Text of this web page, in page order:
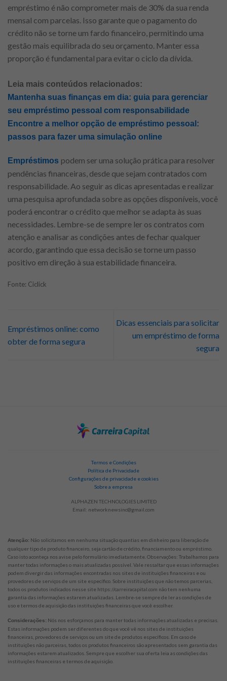
empréstimo é não comprometer mais de 30% da sua renda
mensal com parcelas. Isso garante que o pagamento do
crédito não se torne um fardo financeiro, permitindo uma
gestão mais equilibrada do seu orçamento. Manter essa
proporção é fundamental para evitar o ciclo da dívida.
Leia mais conteúdos relacionados:
Mantenha suas finanças em dia: guia para gerenciar
seu empréstimo pessoal com responsabilidade
Encontre a melhor opção de empréstimo pessoal:
passos para fazer uma simulação online
Empréstimos podem ser uma solução prática para resolver
pendências financeiras, desde que sejam contratados com
responsabilidade. Ao seguir as dicas apresentadas e realizar
uma pesquisa aprofundada sobre as opções disponíveis, você
poderá encontrar o crédito que melhor se adapta às suas
necessidades. Lembre-se de sempre ler os contratos com
atenção e analisar as condições antes de fechar qualquer
acordo, garantindo que essa decisão se torne um passo
positivo em direção à sua estabilidade financeira.
Fonte: Ciclick
Empréstimos online: como
obter de forma segura
Dicas essenciais para solicitar
um empréstimo de forma
segura
Termos e Condições
Política de Privacidade
Configurações de privacidade e cookies
Sobre a empresa
ALPHAZEN TECHNOLOGIES LIMITED
Email: networknewsinc@gmail.com
Atenção: Não solicitamos em nenhuma situação quantias em dinheiro para liberação de
qualquer tipo de produto financeiro, seja cartão de crédito, financiamento ou empréstimo.
Caso isto aconteça nos avise pelo formulário imediatamente. Observações: Trabalhamos para
manter todas informações o mais atualizadas possível. Vale ressaltar que essas informações
podem divergir das informações encontradas nos sites de instituições financeiras e ou
provedores de serviços de um site específico. Sobre instituições que não temos parcerias,
todos os produtos indicados nesse site https://carreiracapital.com não tem nenhuma
garantia das informações estarem atualizadas. Lembre-se sempre de ler as condições de
uso e termos de aquisição das instituições financeiras que você escolher.
Considerações: Nós nos esforçamos para manter todas informações atualizadas e precisas.
Estas informações podem ser diferentes do que você vê nos sites de instituições
financeiras, provedores de serviços ou um site de produtos específicos. Em caso de
instituições não parceiras, todos os produtos financeiros são apresentados sem garantia das
informações estarem atualizados. Sempre que escolher sua oferta leia as condições das
instituições financeiras e termos de aquisição.